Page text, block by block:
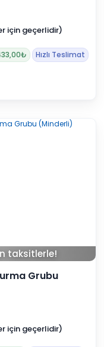
Hızlı Teslimat
taksitlerle!
Grubu